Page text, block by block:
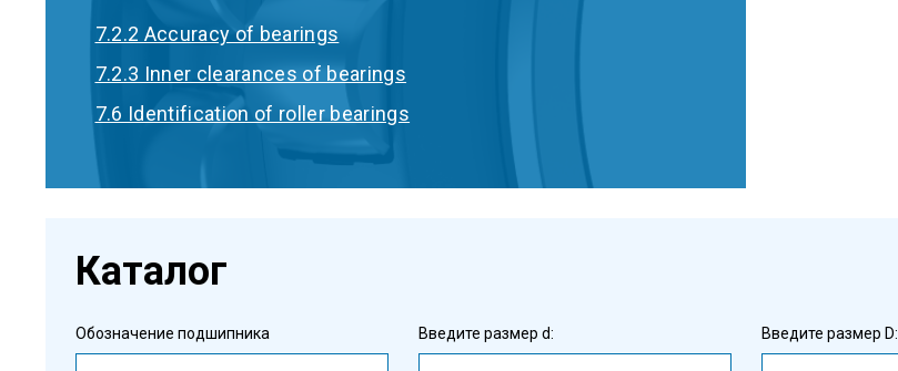
7.2.2 Accuracy of bearings
7.2.3 Inner clearances of bearings
7.6 Identification of roller bearings
Каталог
Обозначение подшипника Введите размер d: Введите размер D: